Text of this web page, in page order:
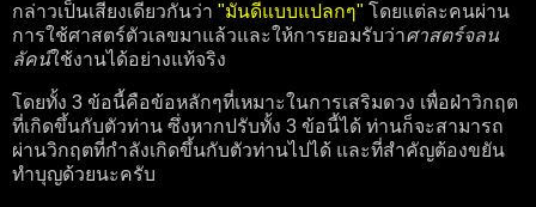
กล่าวเป็นเสียงเดียวกันว่า "มันดีแบบแปลกๆ" โดยแต่ละคนผ่าน
การใช้ศาสตร์ตัวเลขมาแล้วและให้การยอมรับว่าศาสตร์จลน
ลัคน์ใช้งานได้อย่างแท้จริง
โดยทั้ง 3 ข้อนี้คือข้อหลักๆที่เหมาะในการเสริมดวง เพื่อฝ่าวิกฤต
ที่เกิดขึ้นกับตัวท่าน ซึ่งหากปรับทั้ง 3 ข้อนี้ได้ ท่านก็จะสามารถ
ผ่านวิกฤตที่กำลังเกิดขึ้นกับตัวท่านไปได้ และที่สำคัญต้องขยัน
ทำบุญด้วยนะครับ